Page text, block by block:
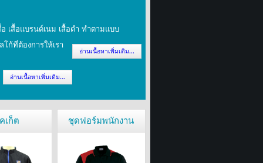
เสื้อแบรนด์เนม เสื้อดำ ทำตามแบบ
อ่านเนื้อหาเพิ่มเติม...
ก้ที่ต้องการให้เรา
อ่านเนื้อหาเพิ่มเติม...
เก็ต ชุดฟอร์มพนักงาน